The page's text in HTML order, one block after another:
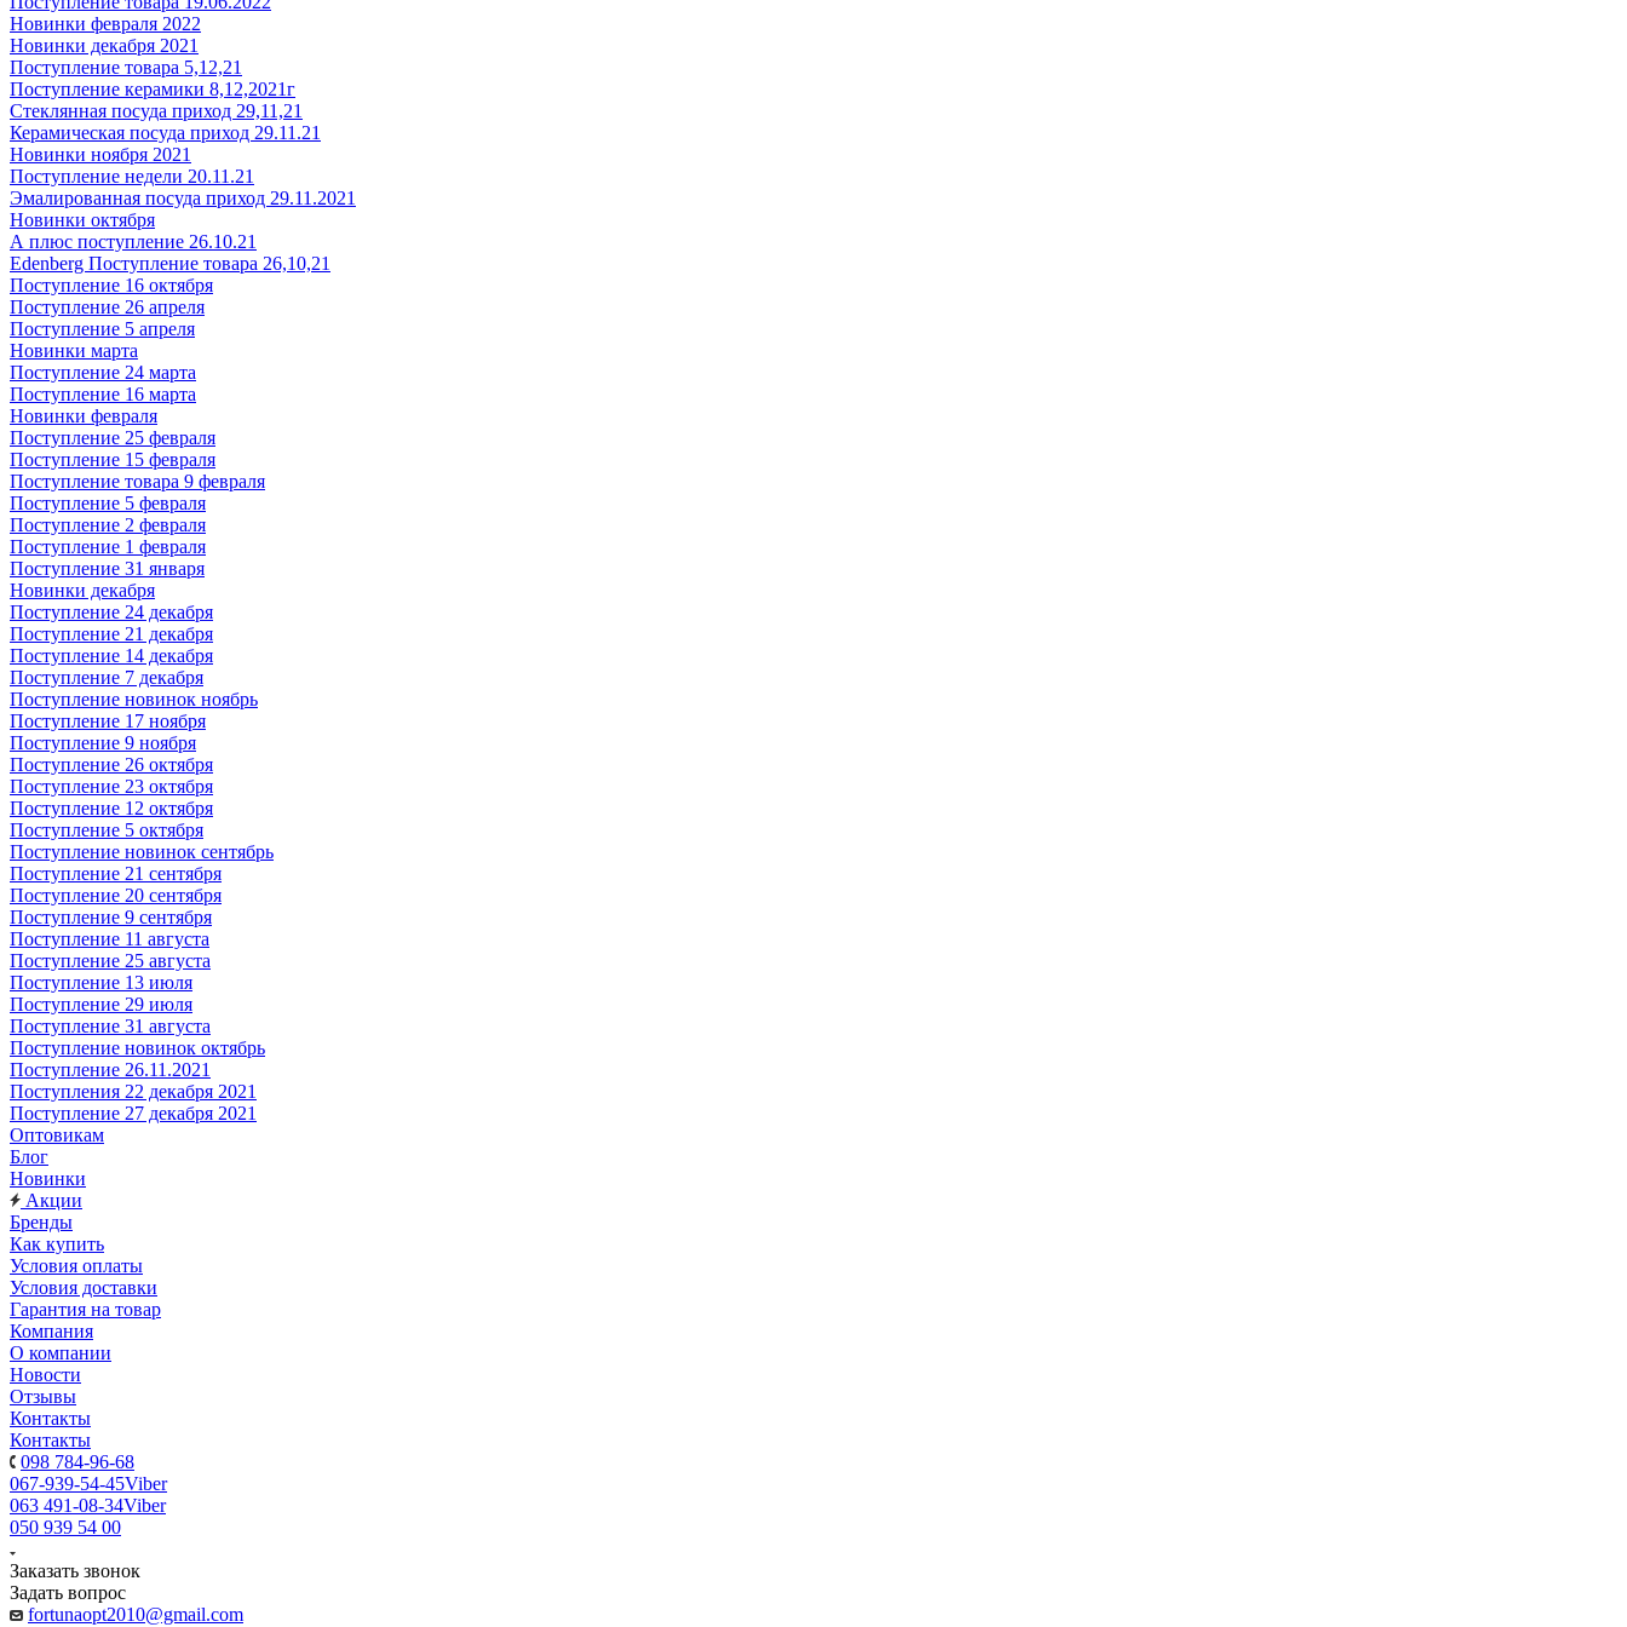
Новинки февраля 2022
Новинки декабря 2021
Поступление товара 5,12,21
Поступление керамики 8,12,2021г
Стеклянная посуда приход 29,11,21
Керамическая посуда приход 29.11.21
Новинки ноября 2021
Поступление недели 20.11.21
Эмалированная посуда приход 29.11.2021
Новинки октября
А плюс поступление 26.10.21
Edenberg Поступление товара 26,10,21
Поступление 16 октября
Поступление 26 апреля
Поступление 5 апреля
Новинки марта
Поступление 24 марта
Поступление 16 марта
Новинки февраля
Поступление 25 февраля
Поступление 15 февраля
Поступление товара 9 февраля
Поступление 5 февраля
Поступление 2 февраля
Поступление 1 февраля
Поступление 31 января
Новинки декабря
Поступление 24 декабря
Поступление 21 декабря
Поступление 14 декабря
Поступление 7 декабря
Поступление новинок ноябрь
Поступление 17 ноября
Поступление 9 ноября
Поступление 26 октября
Поступление 23 октября
Поступление 12 октября
Поступление 5 октября
Поступление новинок сентябрь
Поступление 21 сентября
Поступление 20 сентября
Поступление 9 сентября
Поступление 11 августа
Поступление 25 августа
Поступление 13 июля
Поступление 29 июля
Поступление 31 августа
Поступление новинок октябрь
Поступление 26.11.2021
Поступления 22 декабря 2021
Поступление 27 декабря 2021
Оптовикам
Блог
Новинки
Акции
Бренды
Как купить
Условия оплаты
Условия доставки
Гарантия на товар
Компания
О компании
Новости
Отзывы
Контакты
Контакты
098 784-96-68
067-939-54-45Viber
063 491-08-34Viber
050 939 54 00
Заказать звонок
Задать вопрос
fortunaopt2010@gmail.com